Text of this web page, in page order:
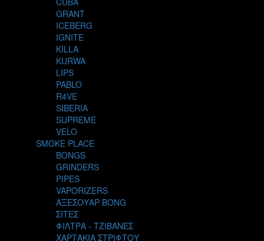
VGOD
WILD ZOO
YETI
GRANT
ICEBERG
IGNITE
KILLA
KURWA
LIPS
PABLO
R4VE
SIBERIA
SUPREME
VELO
SMOKE PLACE
BONGS
GRINDERS
PIPES
VAPORIZERS
ΑΞΕΣΟΥΑΡ BONG
ΣΙΤΕΣ
ΦΙΛΤΡΑ - ΤΖΙΒΑΝΕΣ
ΧΑΡΤΑΚΙΑ ΣΤΡΙΦΤΟΥ